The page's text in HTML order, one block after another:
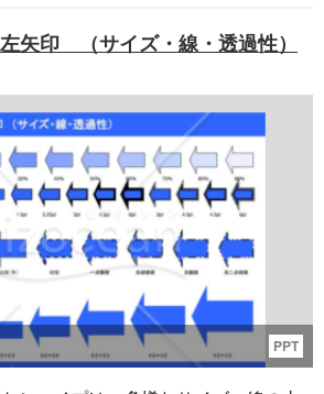
矢印 （サイズ・線・透過性）
PPT